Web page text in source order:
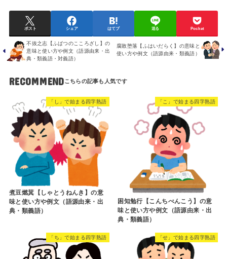
ポスト シェア はてブ 送る Pocket
不抜之志【ふばつのこころざし】の
意味と使い方や例文（語源由来・出
典・類義語・対義語）
腐敗堕落【ふはいだらく】の意味と
使い方や例文（語源由来・類義語）
RECOMMEND
「し」で始まる四字熟語
煮豆燃萁【しゃとうねんき】の意
味と使い方や例文（語源由来・出
典・類義語）
「こ」で始まる四字熟語
困知勉行【こんちべんこう】の意
味と使い方や例文（語源由来・出
典・類義語）
「ち」で始まる四字熟語 「せ」で始まる四字熟語